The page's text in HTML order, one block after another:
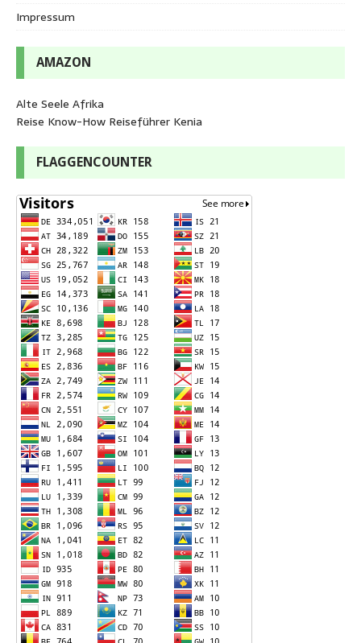
Impressum
AMAZON
Alte Seele Afrika
Reise Know-How Reiseführer Kenia
FLAGGENCOUNTER